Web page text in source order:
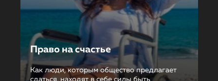
Право на счастье
Как люди, которым общество предлагает
сдаться, находят в себе силы быть